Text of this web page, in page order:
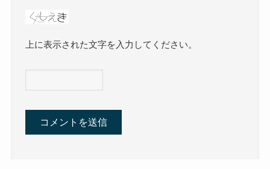
上に表示された文字を入力してください。